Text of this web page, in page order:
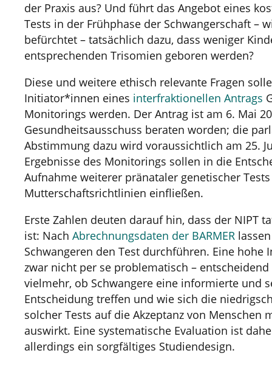
der Praxis aus? Und führt das Angebot eines
Tests in der Frühphase der Schwangerschaft –
befürchtet – tatsächlich dazu, dass weniger
entsprechenden Trisomien geboren werden?
Diese und weitere ethisch relevante Fragen
Initiator*innen eines interfraktionellen Antrags
Monitorings werden. Der Antrag ist am 6. Mai
Gesundheitsausschuss beraten worden; die
Abstimmung dazu wird voraussichtlich am 25.
Ergebnisse des Monitorings sollen in die
Aufnahme weiterer pränataler genetischer
Mutterschaftsrichtlinien einfließen.
Erste Zahlen deuten darauf hin, dass der NIPT
ist: Nach Abrechnungsdaten der BARMER
Schwangeren den Test durchführen. Eine hohe
zwar nicht per se problematisch –
vielmehr, ob Schwangere eine informierte und
Entscheidung treffen und wie sich die
solcher Tests auf die Akzeptanz von Menschen
auswirkt. Eine systematische Evaluation ist
allerdings ein sorgfältiges Studiendesign.